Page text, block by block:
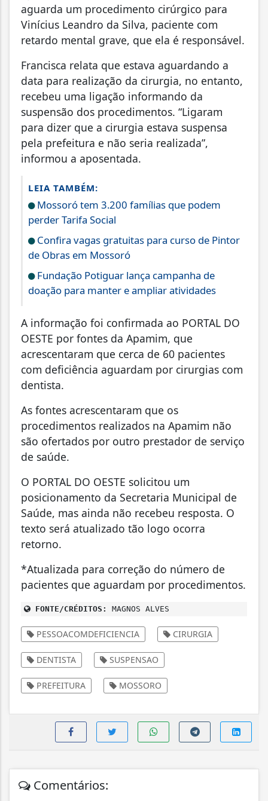
aguarda um procedimento cirúrgico para
Vinícius Leandro da Silva, paciente com
retardo mental grave, que ela é responsável.
Francisca relata que estava aguardando a
data para realização da cirurgia, no entanto,
recebeu uma ligação informando da
suspensão dos procedimentos. “Ligaram
para dizer que a cirurgia estava suspensa
pela prefeitura e não seria realizada”,
informou a aposentada.
LEIA TAMBÉM:
Mossoró tem 3.200 famílias que podem
perder Tarifa Social
Confira vagas gratuitas para curso de Pintor
de Obras em Mossoró
Fundação Potiguar lança campanha de
doação para manter e ampliar atividades
A informação foi confirmada ao PORTAL DO
OESTE por fontes da Apamim, que
acrescentaram que cerca de 60 pacientes
com deficiência aguardam por cirurgias com
dentista.
As fontes acrescentaram que os
procedimentos realizados na Apamim não
são ofertados por outro prestador de serviço
de saúde.
O PORTAL DO OESTE solicitou um
posicionamento da Secretaria Municipal de
Saúde, mas ainda não recebeu resposta. O
texto será atualizado tão logo ocorra
retorno.
*Atualizada para correção do número de
pacientes que aguardam por procedimentos.
FONTE/CRÉDITOS: MAGNOS ALVES
PESSOACOMDEFICIENCIA CIRURGIA
DENTISTA SUSPENSAO
PREFEITURA MOSSORO
Comentários: